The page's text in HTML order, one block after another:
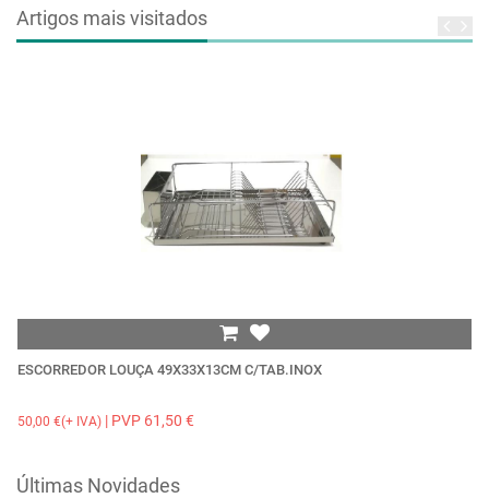
Artigos mais visitados
ESCORREDOR LOUÇA 49X33X13CM C/TAB.INOX
50,00 €(+ IVA) | PVP 61,50 €
Últimas Novidades